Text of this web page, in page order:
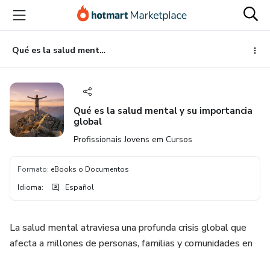
principal
página
de
página
Qué es la salud mental y su importancia global
Qué es la salud mental y su importancia
global
Profissionais Jovens em Cursos
Formato: eBooks o Documentos
Idioma: Español
La salud mental atraviesa una profunda crisis global que
afecta a millones de personas, familias y comunidades en